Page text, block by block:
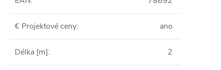
€ Projektové ceny: ano
Délka [m]: 2